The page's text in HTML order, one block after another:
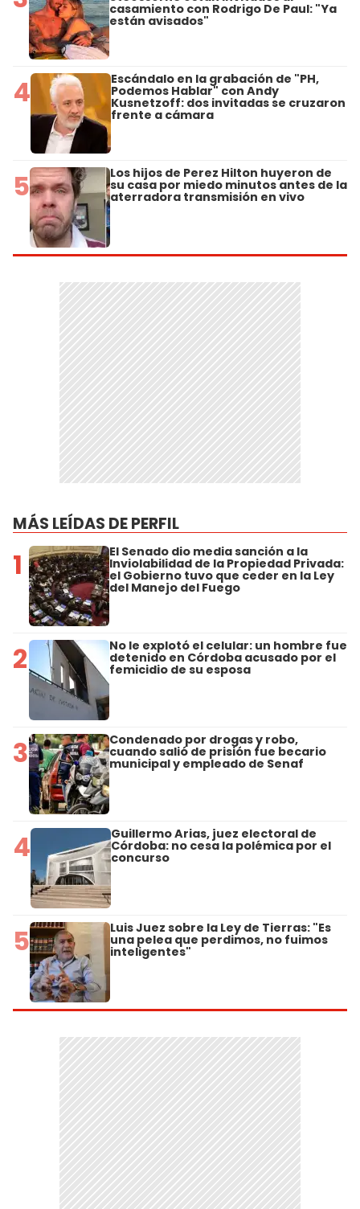
casamiento con Rodrigo De Paul: "Ya
están avisados"
4 Escándalo en la grabación de "PH,
Podemos Hablar" con Andy
Kusnetzoff: dos invitadas se cruzaron
frente a cámara
5 Los hijos de Perez Hilton huyeron de
su casa por miedo minutos antes de la
aterradora transmisión en vivo
MÁS LEÍDAS DE PERFIL
1 El Senado dio media sanción a la
Inviolabilidad de la Propiedad Privada:
el Gobierno tuvo que ceder en la Ley
del Manejo del Fuego
2 No le explotó el celular: un hombre fue
detenido en Córdoba acusado por el
femicidio de su esposa
3 Condenado por drogas y robo,
cuando salió de prisión fue becario
municipal y empleado de Senaf
4 Guillermo Arias, juez electoral de
Córdoba: no cesa la polémica por el
concurso
5 Luis Juez sobre la Ley de Tierras: "Es
una pelea que perdimos, no fuimos
inteligentes"